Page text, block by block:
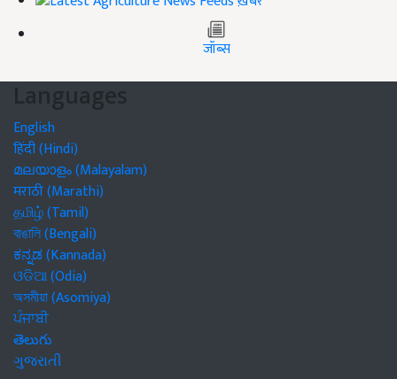
जॉब्स
Languages
English
हिंदी (Hindi)
മലയാളം (Malayalam)
मराठी (Marathi)
தமிழ் (Tamil)
বাঙালি (Bengali)
ಕನ್ನಡ (Kannada)
ଓଡିଆ (Odia)
অসমীয়া (Asomiya)
ਪੰਜਾਬੀ
తెలుగు
ગુજરાતી